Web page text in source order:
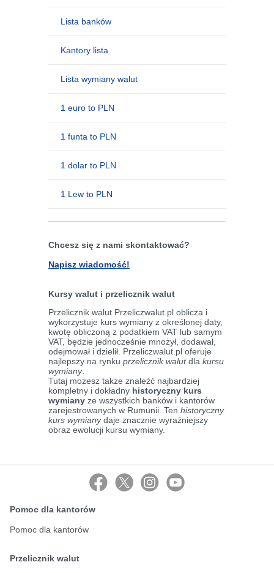
Lista banków
Kantory lista
Lista wymiany walut
1 euro to PLN
1 funta to PLN
1 dolar to PLN
1 Lew to PLN
Chcesz się z nami skontaktować?
Napisz wiadomość!
Kursy walut i przelicznik walut
Przelicznik walut Przeliczwalut.pl oblicza i
wykorzystuje kurs wymiany z określonej daty,
kwotę obliczoną z podatkiem VAT lub samym
VAT, będzie jednocześnie mnożył, dodawał,
odejmował i dzielił. Przeliczwalut.pl oferuje
najlepszy na rynku przelicznik walutdla kursu
wymiany.
Tutaj możesz także znaleźć najbardziej
kompletny i dokładny historyczny kurs
wymiany ze wszystkich banków i kantorów
zarejestrowanych w Rumunii. Ten historyczny
kurs wymianydaje znacznie wyraźniejszy
obraz ewolucji kursu wymiany.
Pomoc dla kantorów
Pomoc dla kantorów
Przelicznik walut